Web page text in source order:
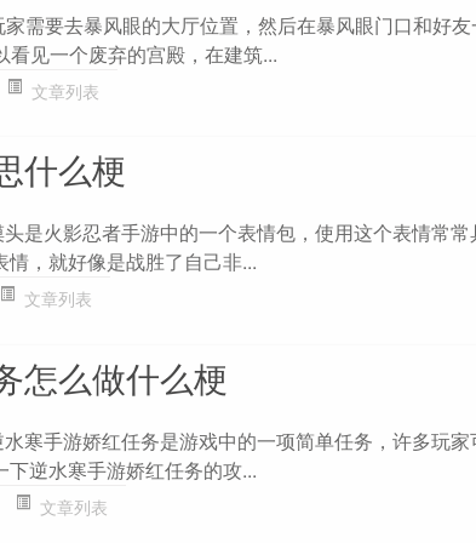
需要去暴风眼的大厅位置，然后在暴风眼门口和好
见一个废弃的宫殿，在建筑...
文章列表
什么梗
是火影忍者手游中的一个表情包，使用这个表情常
，就好像是战胜了自己非...
文章列表
怎么做什么梗
寒手游娇红任务是游戏中的一项简单任务，许多玩
逆水寒手游娇红任务的攻...
文章列表